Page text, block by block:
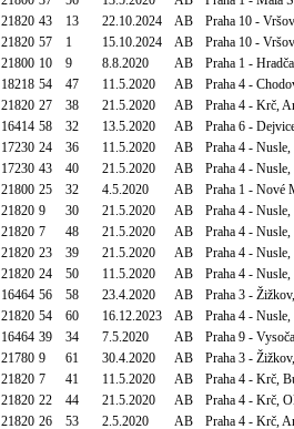
21820 43 13 22.10.2024 AB
Praha 10 -
21820 57 1 15.10.2024 AB
Praha 10 -
21800 10 9 8.8.2020 AB
Praha 1 -
18218 54 47 11.5.2020 AB
Praha 4 -
21820 27 38 21.5.2020 AB
Praha 4 - Krč,
16414 58 32 13.5.2020 AB
Praha 6 -
17230 24 36 11.5.2020 AB
Praha 4 -
17230 43 40 21.5.2020 AB
Praha 4 -
21800 25 32 4.5.2020 AB
Praha 1 - Nové
21820 9 30 21.5.2020 AB
Praha 4 -
21820 7 48 21.5.2020 AB
Praha 4 -
21820 23 39 21.5.2020 AB
Praha 4 -
21820 24 50 11.5.2020 AB
Praha 4 -
16464 56 58 23.4.2020 AB
Praha 3 -
21820 54 60 16.12.2023 AB
Praha 4 -
16464 39 34 7.5.2020 AB
Praha 9 -
21780 9 61 30.4.2020 AB
Praha 3 -
21820 7 41 11.5.2020 AB
Praha 4 - Krč,
21820 22 44 21.5.2020 AB
Praha 4 - Krč,
21820 26 53 2.5.2020 AB
Praha 4 - Krč,